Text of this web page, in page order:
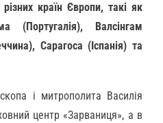
країн Європи, такі як
(Португалія), Валсінгам
Сарагоса (Іспанія) та
і митрополита Василія
центр «Зарваниця», а в